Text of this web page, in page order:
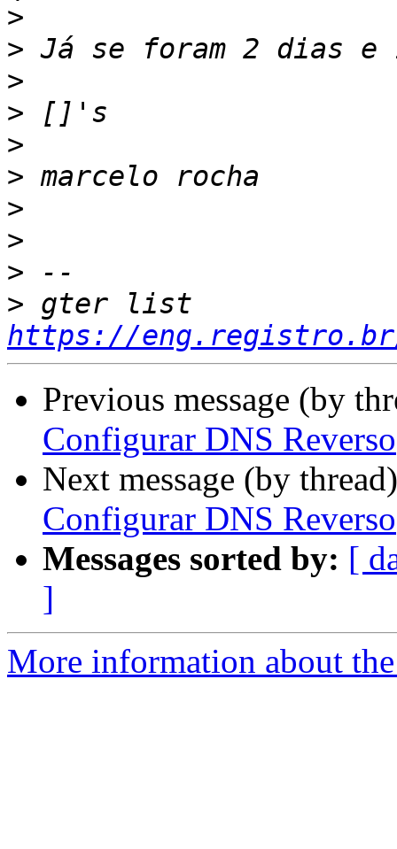
>
>
>
>
>
>
>
>
>
>
https://
Previous message (by
Configurar DNS Reverso
Next message (by
Configurar DNS Reverso
Messages sorted by: [
]
More information about